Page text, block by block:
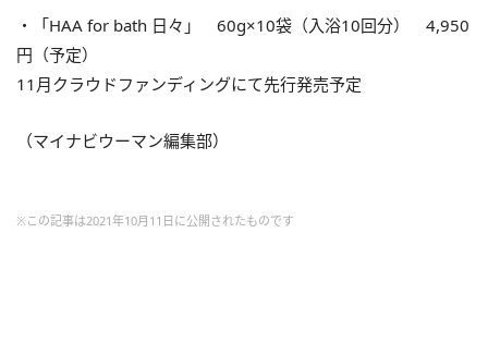
・「HAA for bath 日々」 60g×10袋（入浴10回分） 4,950
円（予定）
11月クラウドファンディングにて先行発売予定
（マイナビウーマン編集部）
※この記事は2021年10月11日に公開されたものです